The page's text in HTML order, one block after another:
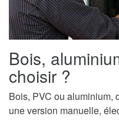
Bois,
choisir ?
Bois, PVC ou aluminium,
une version manuelle,